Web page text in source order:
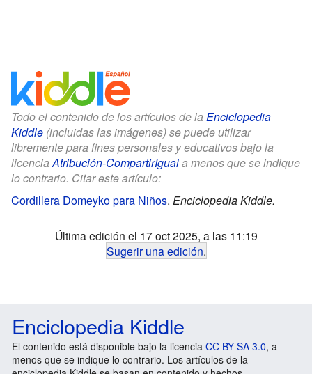
Todo el contenido de los artículos de la Enciclopedia
Kiddle (incluidas las imágenes) se puede utilizar
libremente para fines personales y educativos bajo la
licenciaAtribución-CompartirIguala menos que se indique
lo contrario. Citar este artículo:
Cordillera Domeyko para Niños. Enciclopedia Kiddle.
Última edición el 17 oct 2025, a las 11:19
Sugerir una edición.
Enciclopedia Kiddle
El contenido está disponible bajo la licencia CC BY-SA 3.0, a
menos que se indique lo contrario. Los artículos de la